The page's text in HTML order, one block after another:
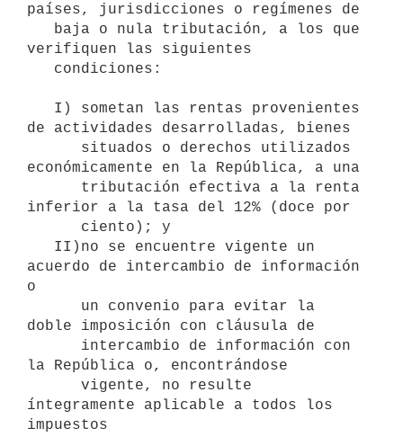
países, jurisdicciones o regímenes de
verifiquen las siguientes
de actividades desarrolladas, bienes
económicamente en la República, a una
inferior a la tasa del 12% (doce por
acuerdo de intercambio de información
o
doble imposición con cláusula de
la República o, encontrándose
íntegramente aplicable a todos los
impuestos